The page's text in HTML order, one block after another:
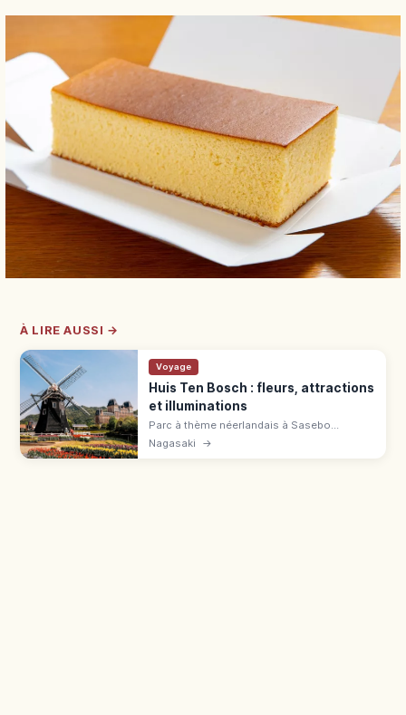
À LIRE AUSSI →
Voyage
Huis Ten Bosch : fleurs, attractions
et illuminations
Parc à thème néerlandais à Sasebo
(Nagasaki), 33 fois le Tokyo Dome. 40+
attractions, 1 million de tulipes au
Nagasaki →